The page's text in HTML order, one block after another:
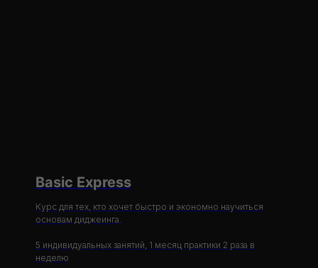
Basic Express
Курс для тех, кто хочет быстро и экономно научиться
основам диджеинга.
5 индивидуальных занятий, 1 месяц практики 2 раза в
неделю